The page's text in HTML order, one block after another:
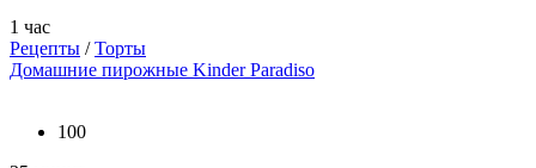
1 час
Рецепты /Торты
Домашние пирожные Kinder Paradiso
100